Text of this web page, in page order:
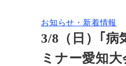
お知らせ・新着情報
3/8（日）｢病
ミナー愛知